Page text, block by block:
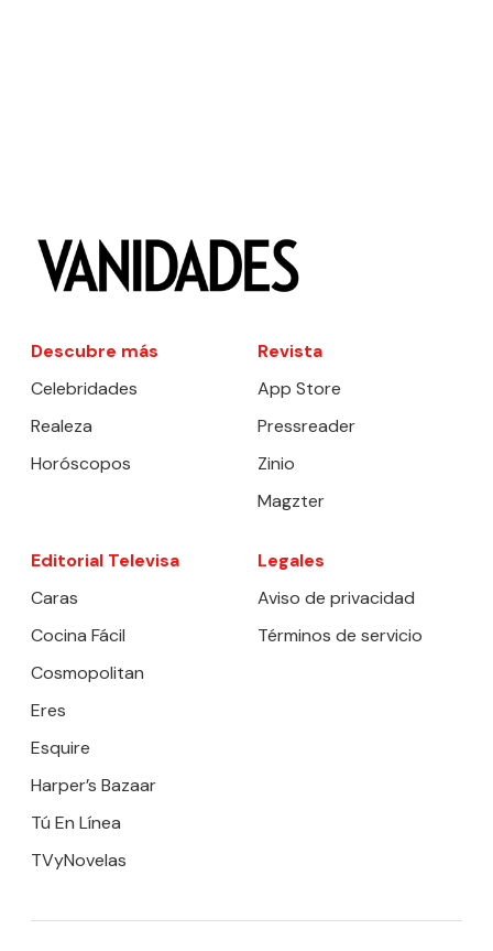
Descubre más
Celebridades
Realeza
Horóscopos
Revista
App Store
Pressreader
Zinio
Magzter
Editorial Televisa
Caras
Cocina Fácil
Cosmopolitan
Eres
Esquire
Harper’s Bazaar
Tú En Línea
TVyNovelas
Legales
Aviso de privacidad
Términos de servicio